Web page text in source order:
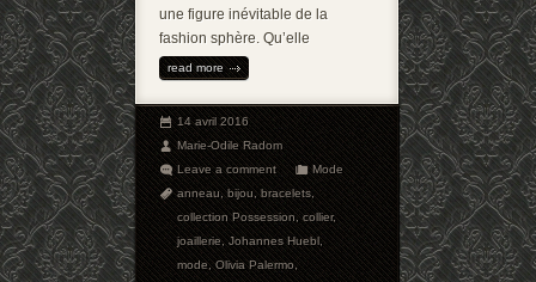
une figure inévitable de la
fashion sphère. Qu’elle
read more
14 avril 2016
Marie-Odile Radom
Leave a comment
Mode
anneau,bijou,bracelets,
collection Possession,collier,
joaillerie,Johannes Huebl,
mode,Olivia Palermo,